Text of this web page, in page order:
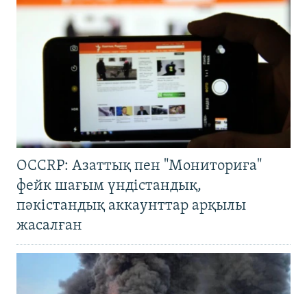
OCCRP: Азаттық пен "Мониториға"
фейк шағым үндістандық,
пәкістандық аккаунттар арқылы
жасалған